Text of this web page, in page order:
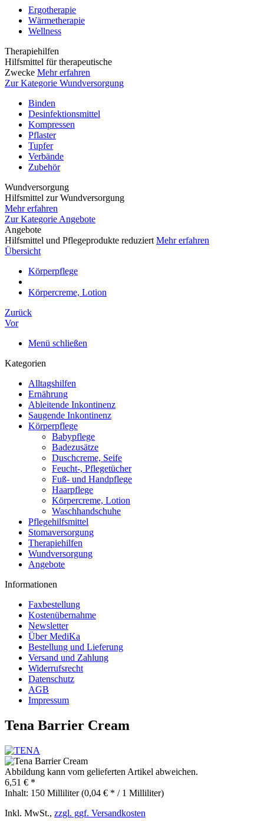
Ergotherapie
Wärmetherapie
Wellness
Therapiehilfen
Hilfsmittel für therapeutische
Zwecke Mehr erfahren
Zur Kategorie Wundversorgung
Binden
Desinfektionsmittel
Kompressen
Pflaster
Tupfer
Verbände
Zubehör
Wundversorgung
Hilfsmittel zur Wundversorgung
Mehr erfahren
Zur Kategorie Angebote
Angebote
Hilfsmittel und Pflegeprodukte reduziert Mehr erfahren
Übersicht
Körperpflege
Körpercreme, Lotion
Zurück
Vor
Menü schließen
Kategorien
Alltagshilfen
Ernährung
Ableitende Inkontinenz
Saugende Inkontinenz
Körperpflege
Babypflege
Badezusätze
Duschcreme, Seife
Feucht-, Pflegetücher
Fuß- und Handpflege
Haarpflege
Körpercreme, Lotion
Waschhandschuhe
Pflegehilfsmittel
Stomaversorgung
Therapiehilfen
Wundversorgung
Angebote
Informationen
Faxbestellung
Kostenübernahme
Newsletter
Über MediKa
Bestellung und Lieferung
Versand und Zahlung
Widerrufsrecht
Datenschutz
AGB
Impressum
Tena Barrier Cream
Abbildung kann vom gelieferten Artikel abweichen.
6,51 € *
Inhalt: 150 Milliliter (0,04 € * / 1 Milliliter)
Inkl. MwSt., zzgl. ggf. Versandkosten